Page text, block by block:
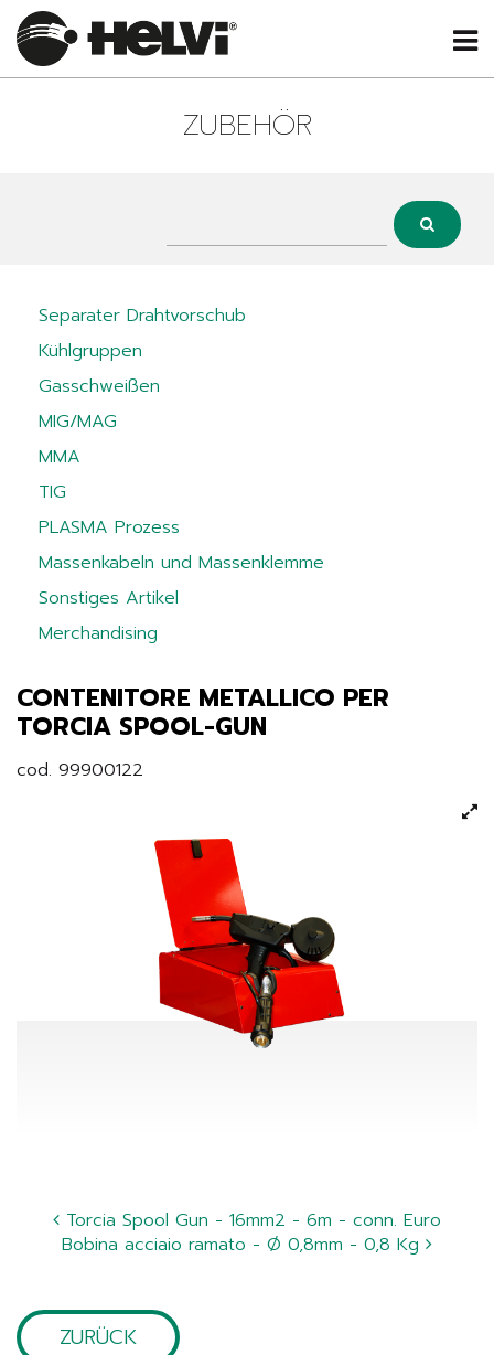
ZUBEHÖR
Separater Drahtvorschub
Kühlgruppen
Gasschweißen
MIG/MAG
MMA
TIG
PLASMA Prozess
Massenkabeln und Massenklemme
Sonstiges Artikel
Merchandising
CONTENITORE METALLICO PER
TORCIA SPOOL-GUN
cod. 99900122
Torcia Spool Gun - 16mm2 - 6m - conn. Euro
Bobina acciaio ramato - Ø 0,8mm - 0,8 Kg
ZURÜCK